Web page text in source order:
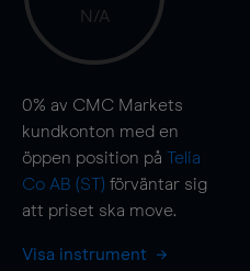
N/A
0% av CMC Markets
kundkonton med en
öppen position på Telia
Co AB (ST) förväntar sig
att priset ska move.
Visa instrument